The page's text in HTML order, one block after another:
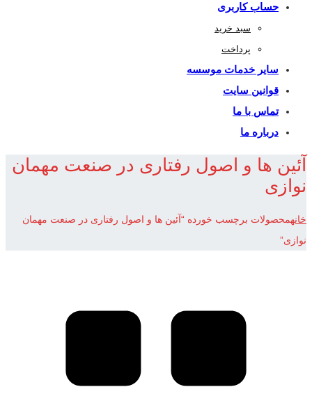
حساب کاربری
سبد خرید
پرداخت
سایر خدمات موسسه
قوانین سایت
تماس با ما
درباره ما
آئین ها و اصول رفتاری در صنعت مهمان
نوازی
خانهمحصولات برچسب خورده “آئین ها و اصول رفتاری در صنعت مهمان
نوازی”